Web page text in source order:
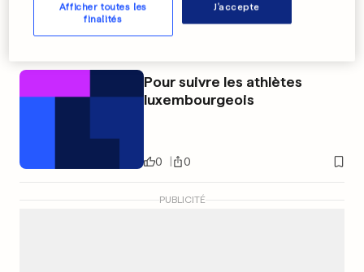
Pour suivre les athlètes
luxembourgeois
0 0
PUBLICITÉ
Afficher toutes les
finalités
J'accepte